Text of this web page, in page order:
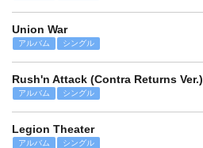
Union War
アルバム シングル
Rush'n Attack (Contra Returns Ver.)
アルバム シングル
Legion Theater
アルバム シングル